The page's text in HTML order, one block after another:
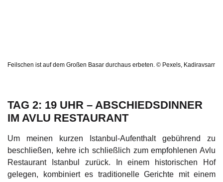
Feilschen ist auf dem Großen Basar durchaus erbeten. © Pexels, Kadiravsarr
TAG 2: 19 UHR – ABSCHIEDSDINNER
IM AVLU RESTAURANT
Um meinen kurzen Istanbul-Aufenthalt gebührend zu
beschließen, kehre ich schließlich zum empfohlenen Avlu
Restaurant Istanbul zurück. In einem historischen Hof
gelegen, kombiniert es traditionelle Gerichte mit einem